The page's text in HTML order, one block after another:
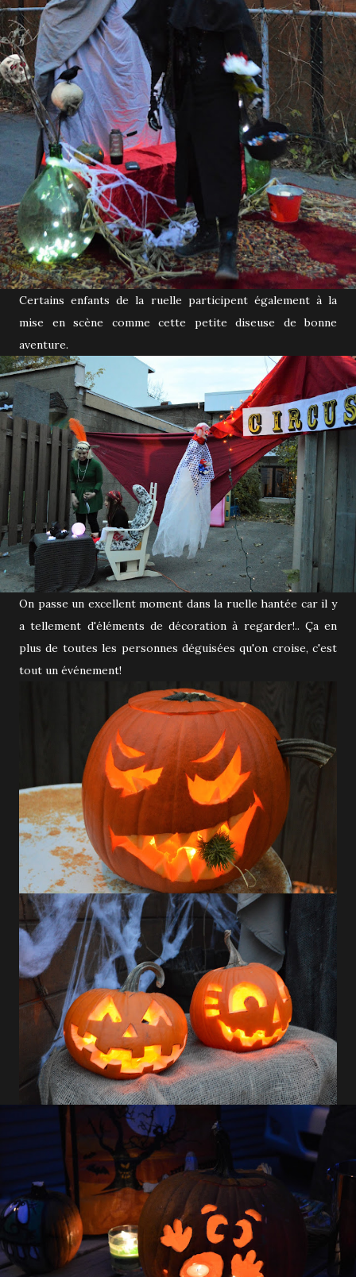
Certains enfants de la ruelle participent également à la
mise en scène comme cette petite diseuse de bonne
aventure.
On passe un excellent moment dans la ruelle hantée car il y
a tellement d'éléments de décoration à regarder!.. Ça en
plus de toutes les personnes déguisées qu'on croise, c'est
tout un événement!